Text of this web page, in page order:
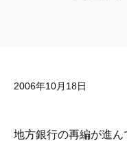
2006年10月18日
地方銀行の再編が進